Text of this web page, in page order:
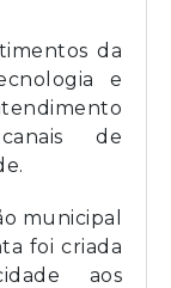
da
e
de
municipal
foi criada
aos